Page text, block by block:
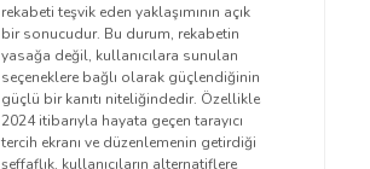
rekabeti teşvik eden yaklaşımının açık
bir sonucudur. Bu durum, rekabetin
yasağa değil, kullanıcılara sunulan
seçeneklere bağlı olarak güçlendiğinin
güçlü bir kanıtı niteliğindedir. Özellikle
2024 itibarıyla hayata geçen tarayıcı
tercih ekranı ve düzenlemenin getirdiği
şeffaflık, kullanıcıların alternatiflere